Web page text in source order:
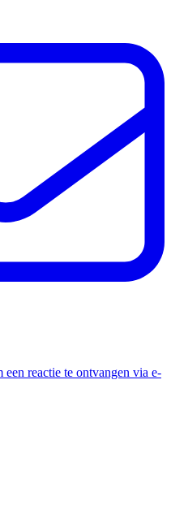
reactie te ontvangen via e-